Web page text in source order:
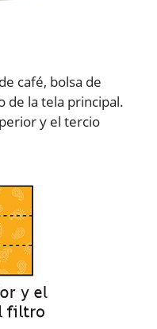
café, bolsa de
de la tela principal.
y el tercio